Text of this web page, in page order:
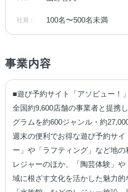
社員： 100名〜500名未満
事業内容
■遊び予約サイト「アソビュー！
全国約9,600店舗の事業者と提携
グラムを約600ジャンル・約
週末の便利でお得な遊び予約サ
ー」や「ラフティング」など地
レジャーのほか、「陶芸体験」
域に根ざす文化を活かした魅力